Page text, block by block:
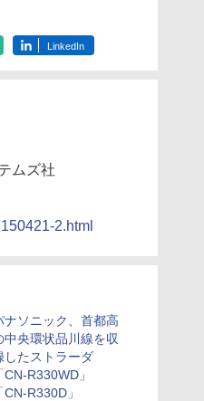
LinkedIn
ムズ社
2.html
ナソニック、首都高
中央環状品川線を収
したストラーダ
「CN-R330WD」
「CN-R330D」